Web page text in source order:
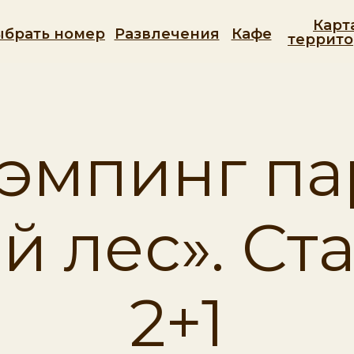
номер Развлечения
Кафе
лес».
2+1